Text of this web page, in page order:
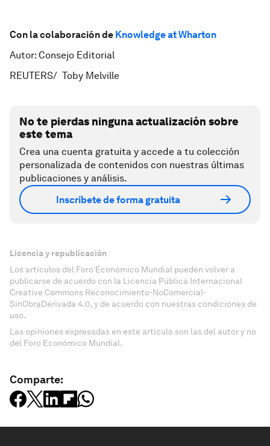
Con la colaboración de Knowledge at Wharton
Autor: Consejo Editorial
REUTERS/ Toby Melville
No te pierdas ninguna actualización sobre
este tema
Crea una cuenta gratuita y accede a tu colección
personalizada de contenidos con nuestras últimas
publicaciones y análisis.
Inscríbete de forma gratuita
Licencia y republicación
Los artículos del Foro Económico Mundial pueden volver a
publicarse de acuerdo con la Licencia Pública Internacional
Creative Commons Reconocimiento-NoComercial-
SinObraDerivada 4.0, y de acuerdo con nuestras condiciones de
uso.
Las opiniones expresadas en este artículo son las del autor y no
del Foro Económico Mundial.
Comparte: